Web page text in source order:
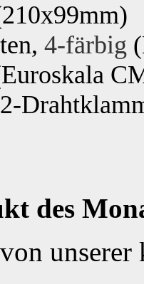
4-färbig
des
unserer